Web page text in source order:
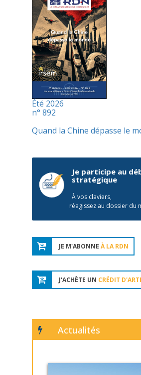
Été 2026
n° 892
Quand la Chine dépasse le
Je participe au
stratégique
À vos claviers,
réagissez au dossier du
JE M'ABONNE À LA RDN
J'ACHÈTE UN CRÉDIT
Actualités